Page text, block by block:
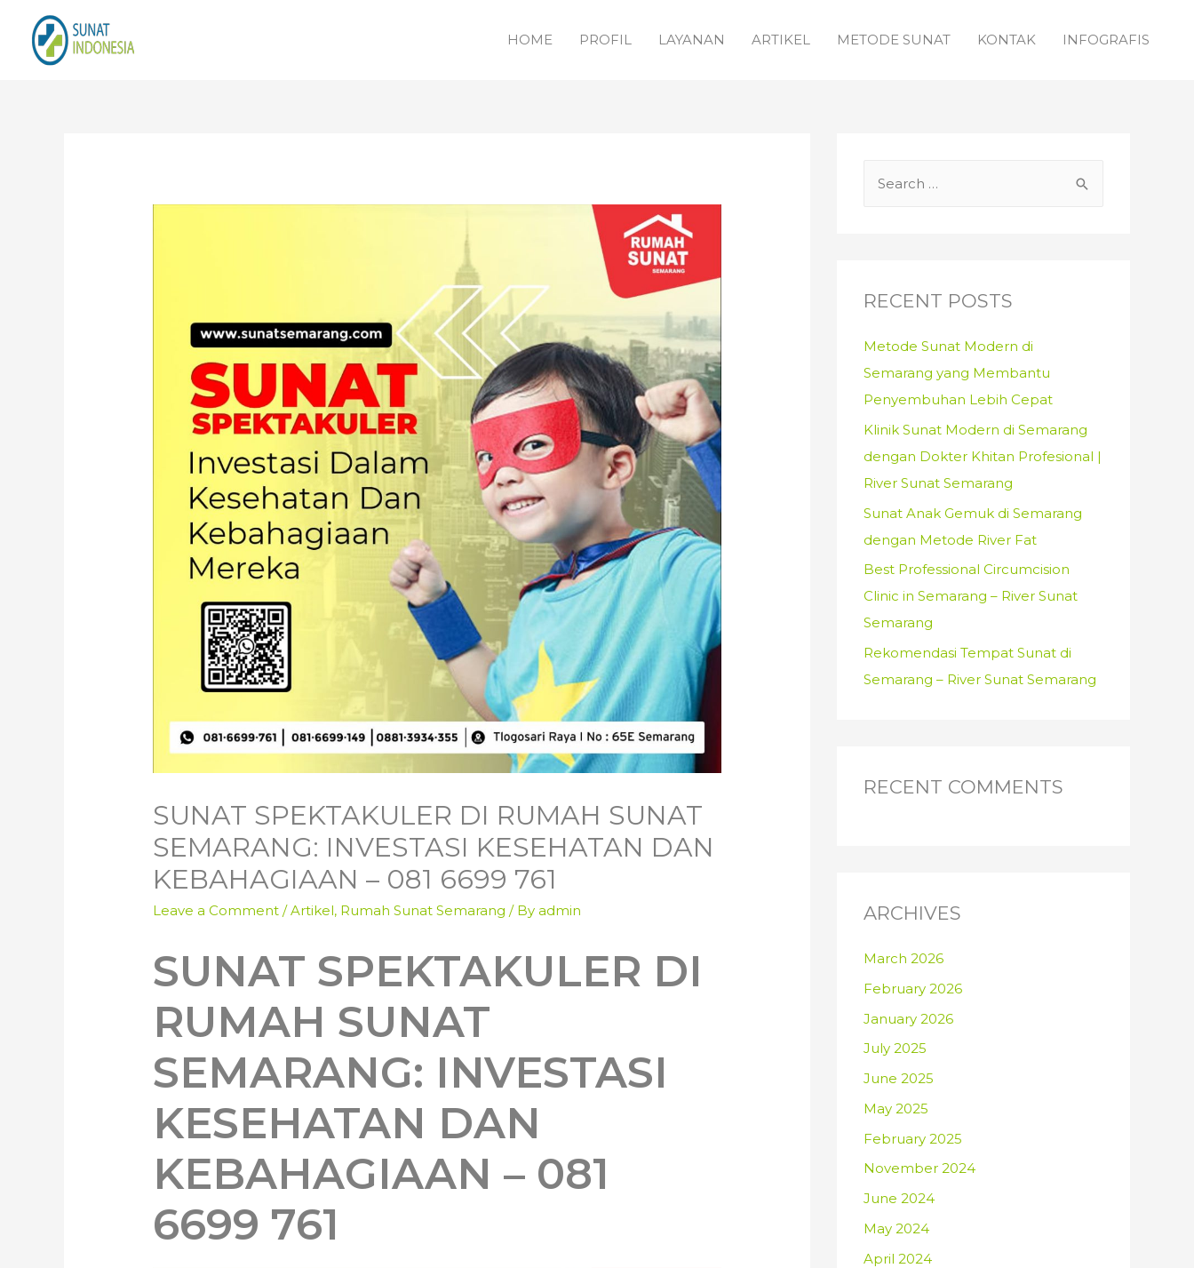
HOME PROFIL LAYANAN ARTIKEL METODE SUNAT KONTAK INFOGRAFIS
SUNAT SPEKTAKULER DI RUMAH SUNAT
SEMARANG: INVESTASI KESEHATAN DAN
KEBAHAGIAAN – 081 6699 761
Leave a Comment /Artikel, Rumah Sunat Semarang / Byadmin
SUNAT SPEKTAKULER DI
RUMAH SUNAT
SEMARANG: INVESTASI
KESEHATAN DAN
KEBAHAGIAAN – 081
6699 761
h
RECENT POSTS
Metode Sunat Modern di
Semarang yang Membantu
Penyembuhan Lebih Cepat
Klinik Sunat Modern di Semarang
dengan Dokter Khitan Profesional |
River Sunat Semarang
Sunat Anak Gemuk di Semarang
dengan Metode River Fat
Best Professional Circumcision
Clinic in Semarang – River Sunat
Semarang
Rekomendasi Tempat Sunat di
Semarang – River Sunat Semarang
RECENT COMMENTS
ARCHIVES
March 2026
February 2026
January 2026
July 2025
June 2025
May 2025
February 2025
November 2024
June 2024
May 2024
April 2024